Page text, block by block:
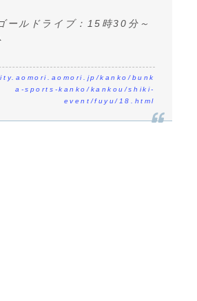
ールドライブ：15時30分～
kanko/bunk
a-sports-kanko/kankou/shiki-
event/fuyu/18.html